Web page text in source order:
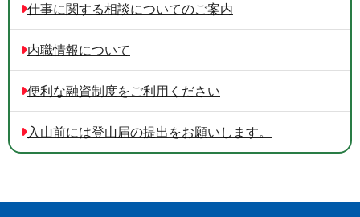
仕事に関する相談についてのご案内
内職情報について
便利な融資制度をご利用ください
入山前には登山届の提出をお願いします。